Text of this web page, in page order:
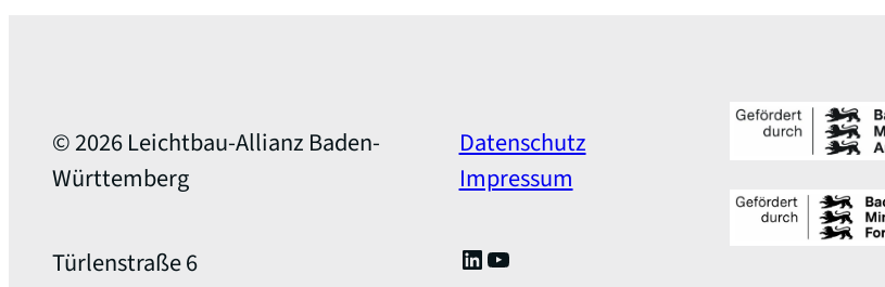
© 2026 Leichtbau-Allianz Baden-
Württemberg
Türlenstraße 6
Datenschutz
Impressum
LinkedIn
YouTube